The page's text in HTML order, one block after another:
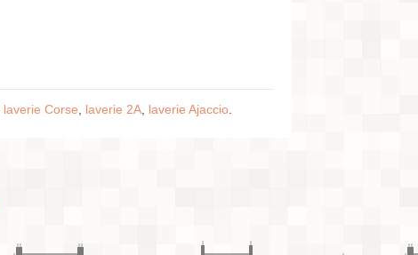
laverie Corse laverie 2A laverie Ajaccio